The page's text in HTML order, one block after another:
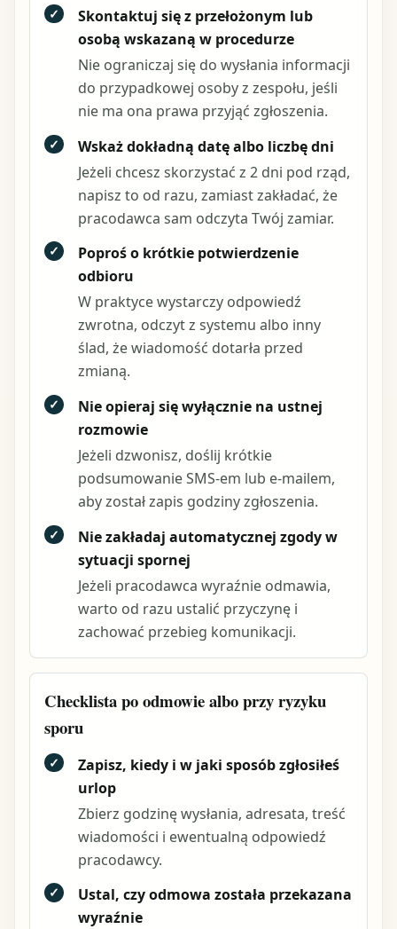
✓
Skontaktuj się z przełożonym lub
osobą wskazaną w procedurze
Nie ograniczaj się do wysłania informacji
do przypadkowej osoby z zespołu, jeśli
nie ma ona prawa przyjąć zgłoszenia.
✓
Wskaż dokładną datę albo liczbę dni
Jeżeli chcesz skorzystać z 2 dni pod rząd,
napisz to od razu, zamiast zakładać, że
pracodawca sam odczyta Twój zamiar.
✓
Poproś o krótkie potwierdzenie
odbioru
W praktyce wystarczy odpowiedź
zwrotna, odczyt z systemu albo inny
ślad, że wiadomość dotarła przed
zmianą.
✓
Nie opieraj się wyłącznie na ustnej
rozmowie
Jeżeli dzwonisz, doślij krótkie
podsumowanie SMS-em lub e-mailem,
aby został zapis godziny zgłoszenia.
✓
Nie zakładaj automatycznej zgody w
sytuacji spornej
Jeżeli pracodawca wyraźnie odmawia,
warto od razu ustalić przyczynę i
zachować przebieg komunikacji.
Checklista po odmowie albo przy ryzyku
sporu
✓
Zapisz, kiedy i w jaki sposób zgłosiłeś
urlop
Zbierz godzinę wysłania, adresata, treść
wiadomości i ewentualną odpowiedź
pracodawcy.
✓
Ustal, czy odmowa została przekazana
wyraźnie